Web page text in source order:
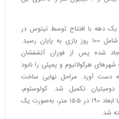
دهه با افتتاح توسط تیتوس در
سال ۸۰ میلادی و جشنواره‌ای شامل ۱۰۰ روز بازی به پایان رسید.
شده پس از فوران آتشفشان
میلادی که شهرهای هرکولانیوم و پمپئی را نابود
به دست آورد. مراحل نهایی ساخت
تکمیل شد. کولوسئوم،
بزرگ‌ترین آمفی‌تئاتر دنیای روم با ابعاد ۱۹۰ در ۱۵۵ متر، به‌صورت یک
شد.